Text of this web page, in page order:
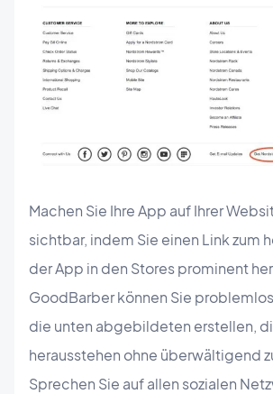
Machen Sie Ihre App auf Ihrer
sichtbar, indem Sie einen Link zum
der App in den Stores prominent
GoodBarber können Sie
die unten abgebildeten erstellen,
herausstehen ohne überwältigend
Sprechen Sie auf allen sozialen